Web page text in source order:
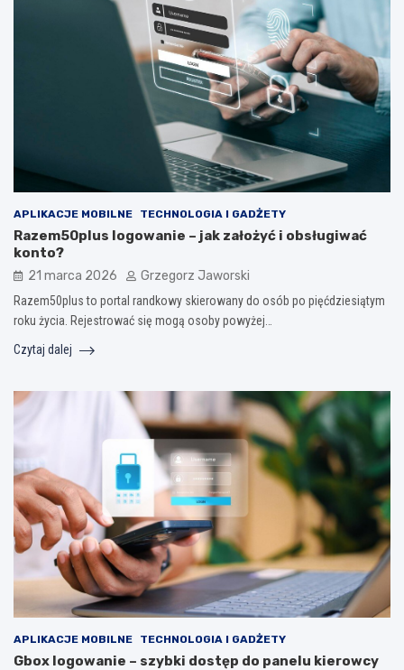
APLIKACJE MOBILNE TECHNOLOGIA I GADŻETY
Razem50plus logowanie – jak założyć i obsługiwać
konto?
21 marca 2026 Grzegorz Jaworski
Razem50plus to portal randkowy skierowany do osób po pięćdziesiątym
roku życia. Rejestrować się mogą osoby powyżej…
Czytaj dalej
APLIKACJE MOBILNE TECHNOLOGIA I GADŻETY
Gbox logowanie – szybki dostęp do panelu kierowcy